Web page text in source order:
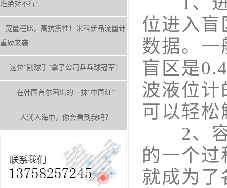
准绝对不行！
宽量程比，高抗震性！米科新品流量计
重磅来袭
这位“削球手”拿了公司乒乓球冠军！
在韩国首尔画出的一抹“中国红”
人潮人海中，你会看到我吗？
位进入盲
数据。
盲区是
波液位计
可以轻
2、容
的一个
就成为